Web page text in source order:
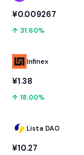
¥0.009267
↑ 31.60%
Infinex
¥1.38
↑ 18.00%
Lista DAO
¥10.27